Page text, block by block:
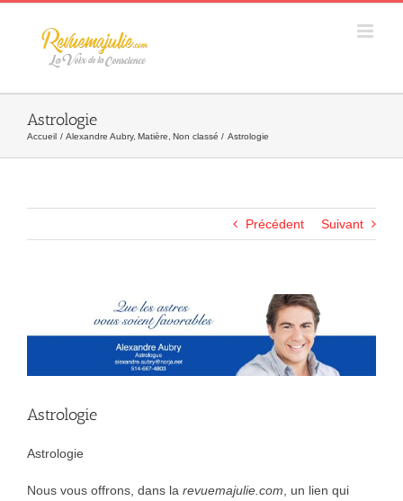
Skip
Astrologie
Accueil Alexandre Aubry Matière Non classé Astrologie
Précédent Suivant
l&apos;image
Astrologie
Astrologie
Nous vous offrons, dans la revuemajulie.com, un lien qui